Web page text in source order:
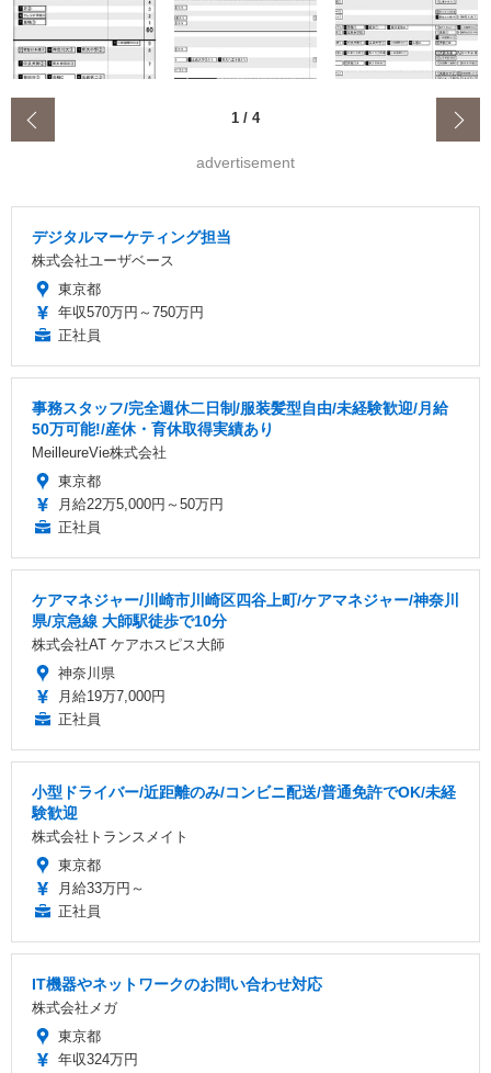
1 / 4
advertisement
デジタルマーケティング担当
株式会社ユーザベース
東京都
年収570万円～750万円
正社員
事務スタッフ/完全週休二日制/服装髪型自由/未経験歓迎/月給
50万可能!/産休・育休取得実績あり
MeilleureVie株式会社
東京都
月給22万5,000円～50万円
正社員
ケアマネジャー/川崎市川崎区四谷上町/ケアマネジャー/神奈川
県/京急線 大師駅徒歩で10分
株式会社AT ケアホスピス大師
神奈川県
月給19万7,000円
正社員
小型ドライバー/近距離のみ/コンビニ配送/普通免許でOK/未経
験歓迎
株式会社トランスメイト
東京都
月給33万円～
正社員
IT機器やネットワークのお問い合わせ対応
株式会社メガ
東京都
年収324万円